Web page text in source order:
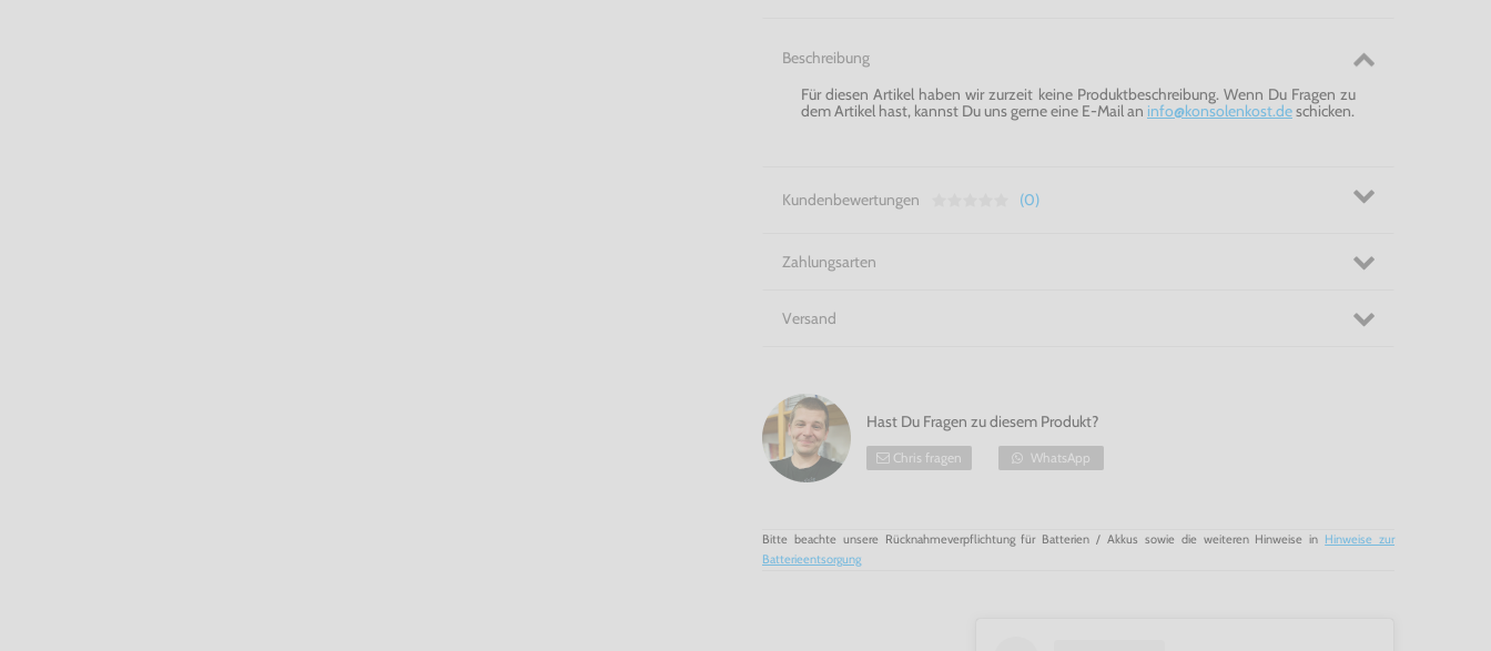
Beschreibung
Für diesen Artikel haben wir zurzeit keine Produktbeschreibung. Wenn Du Fragen zu
dem Artikel hast, kannst Du uns gerne eine E-Mail an info@konsolenkost.deschicken.
Kundenbewertungen (0)
Zahlungsarten
Versand
Hast Du Fragen zu diesem Produkt?
Chris fragen WhatsApp
Bitte beachte unsere Rücknahmeverpflichtung für Batterien / Akkus sowie die weiteren Hinweise in Hinweise zur
Batterieentsorgung